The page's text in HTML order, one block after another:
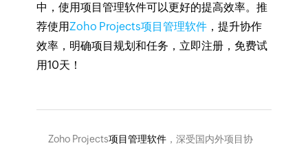
中，使用项目管理软件可以更好的提高效率。推
荐使用Zoho Projects项目管理软件，提升协作
效率，明确项目规划和任务，立即注册，免费试
用10天！
Zoho Projects项目管理软件，深受国内外项目协